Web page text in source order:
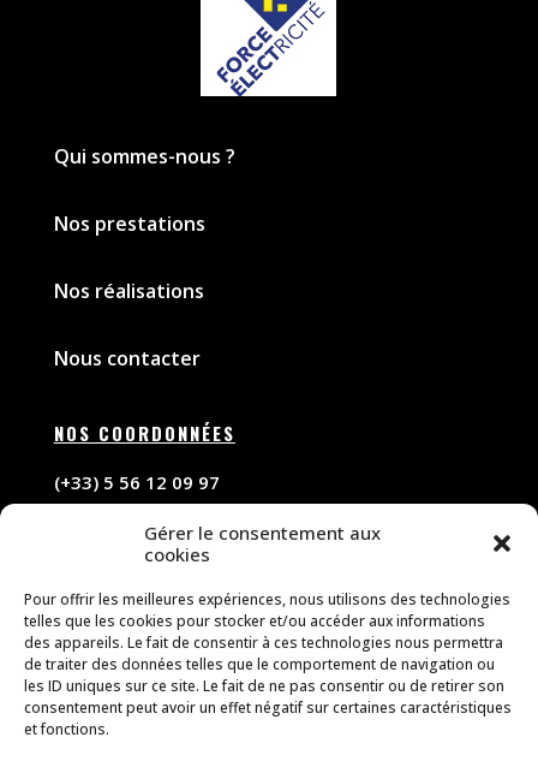
Gérer le consentement aux
cookies
Pour offrir les meilleures expériences, nous utilisons des technologies
telles que les cookies pour stocker et/ou accéder aux informations
des appareils. Le fait de consentir à ces technologies nous permettra
de traiter des données telles que le comportement de navigation ou
les ID uniques sur ce site. Le fait de ne pas consentir ou de retirer son
consentement peut avoir un effet négatif sur certaines caractéristiques
et fonctions.
Qui sommes-nous ?
Nos prestations
Nos réalisations
Nous contacter
NOS COORDONNÉES
(+33) 5 56 12 09 97
contact@forceelectricite.com
NOS HORAIRES D’OUVERTURE
De 9h à 18h
du lundi au vendredi